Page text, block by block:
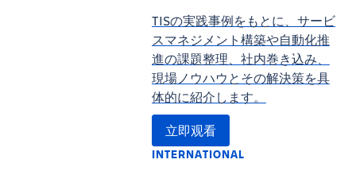
TISの実践事例をもとに、サービ
スマネジメント構築や自動化推
進の課題整理、社内巻き込み、
現場ノウハウとその解決策を具
体的に紹介します。
立即观看
INTERNATIONAL